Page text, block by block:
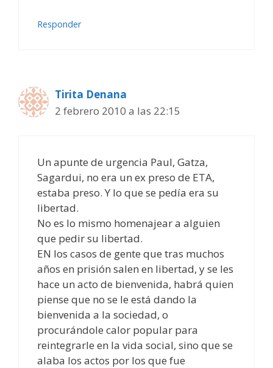
Responder
Tirita Denana
2 febrero 2010 a las 22:15
Un apunte de urgencia Paul, Gatza,
Sagardui, no era un ex preso de ETA,
estaba preso. Y lo que se pedía era su
libertad.
No es lo mismo homenajear a alguien
que pedir su libertad.
EN los casos de gente que tras muchos
años en prisión salen en libertad, y se les
hace un acto de bienvenida, habrá quien
piense que no se le está dando la
bienvenida a la sociedad, o
procurándole calor popular para
reintegrarle en la vida social, sino que se
alaba los actos por los que fue